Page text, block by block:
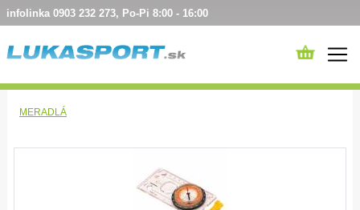
infolinka 0903 232 273, Po-Pi 8:00 - 16:00
MERADLÁ